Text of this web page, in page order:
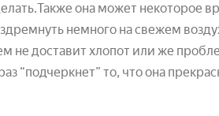
она может некоторое
немного на свежем
не доставит хлопот или же
“подчеркнет” то, что она